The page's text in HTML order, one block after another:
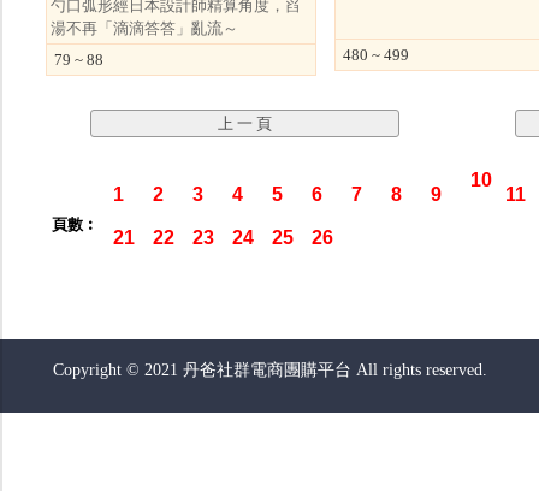
勺口弧形經日本設計師精算角度，舀
湯不再「滴滴答答」亂流～
79 ~ 88
480 ~ 499
頁數︰
1 2 3 4 5 6 7 8 9
10
11
21 22 23 24 25 26
Copyright © 2021 丹爸社群電商團購平台 All rights reserved.